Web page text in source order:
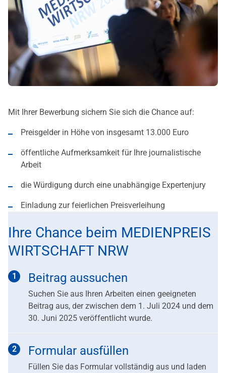
Mit Ihrer Bewerbung sichern Sie sich die Chance auf:
Preisgelder in Höhe von insgesamt 13.000 Euro
öffentliche Aufmerksamkeit für Ihre journalistische
Arbeit
die Würdigung durch eine unabhängige Expertenjury
Einladung zur feierlichen Preisverleihung
Ihre Chance beim MEDIENPREIS
WIRTSCHAFT NRW
Beitrag aussuchen
Suchen Sie aus Ihren Arbeiten einen geeigneten
Beitrag aus, der zwischen dem 1. Juli 2024 und dem
30. Juni 2025 veröffentlicht wurde.
Formular ausfüllen
Füllen Sie das Formular vollständig aus und laden